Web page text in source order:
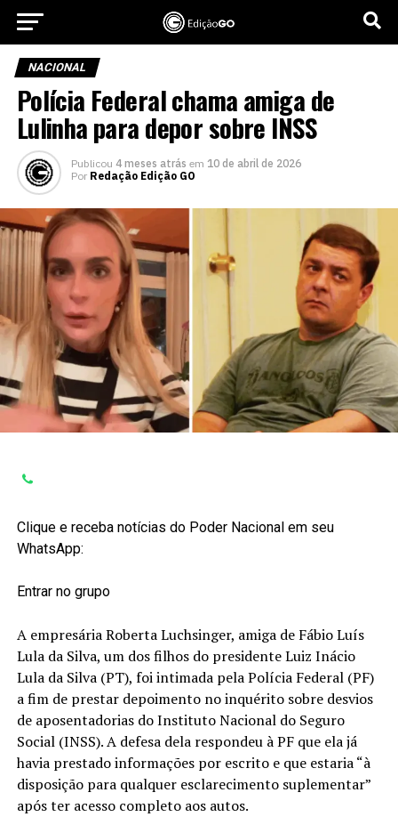
NACIONAL
Polícia Federal chama amiga de
Lulinha para depor sobre INSS
Publicou 4 meses atrás em 10 de abril de 2026
Por Redação Edição GO
Clique e receba notícias do Poder Nacional em seu
WhatsApp:
Entrar no grupo
A empresária Roberta Luchsinger, amiga de Fábio Luís
Lula da Silva, um dos filhos do presidente Luiz Inácio
Lula da Silva (PT), foi intimada pela Polícia Federal (PF)
a fim de prestar depoimento no inquérito sobre desvios
de aposentadorias do Instituto Nacional do Seguro
Social (INSS). A defesa dela respondeu à PF que ela já
havia prestado informações por escrito e que estaria “à
disposição para qualquer esclarecimento suplementar”
após ter acesso completo aos autos.